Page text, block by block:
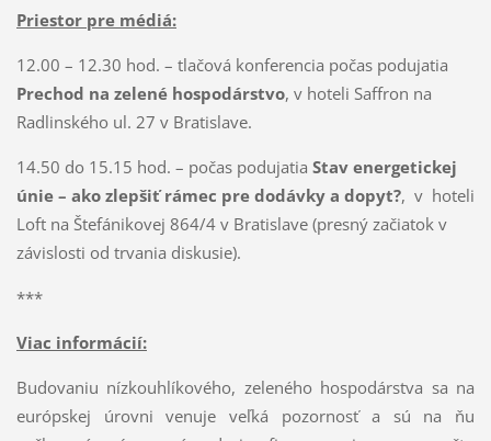
Priestor pre médiá:
12.00 – 12.30 hod. – tlačová konferencia počas podujatia
Prechod na zelené hospodárstvo, v hoteli Saffron na
Radlinského ul. 27 v Bratislave.
14.50 do 15.15 hod. – počas podujatia Stav energetickej
únie – ako zlepšiť rámec pre dodávky a dopyt?, v hoteli
Loft na Štefánikovej 864/4 v Bratislave (presný začiatok v
závislosti od trvania diskusie).
***
Viac informácií:
Budovaniu nízkouhlíkového, zeleného hospodárstva sa na
európskej úrovni venuje veľká pozornosť a sú na ňu